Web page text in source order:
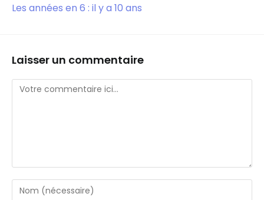
Les années en 6 : il y a 10 ans
Laisser un commentaire